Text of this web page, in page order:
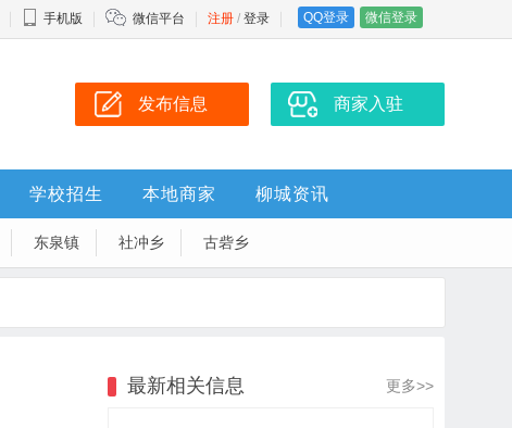
手机版 微信平台 注册 / 登录 QQ登录 微信登录
发布信息 商家入驻
学校招生 本地商家 柳城资讯
东泉镇 社冲乡 古砦乡
最新相关信息 更多>>